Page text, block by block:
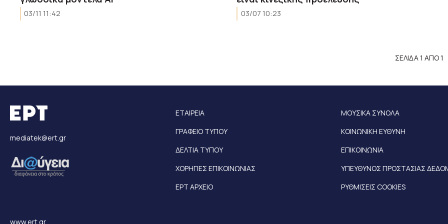
03/11 11:42 03/07 10:23
ΣΕΛΙΔΑ 1 ΑΠΟ 1
mediatek@ert.gr
ΕΤΑΙΡΕΙΑ
ΓΡΑΦΕΙΟ ΤΥΠΟΥ
ΔΕΛΤΙΑ ΤΥΠΟΥ
ΧΟΡΗΓΙΕΣ ΕΠΙΚΟΙΝΩΝΙΑΣ
ΕΡΤ ΑΡΧΕΙΟ
ΜΟΥΣΙΚΑ ΣΥΝΟΛΑ
ΚΟΙΝΩΝΙΚΗ ΕΥΘΥΝΗ
ΕΠΙΚΟΙΝΩΝΙΑ
ΥΠΕΥΘΥΝΟΣ ΠΡΟΣΤΑΣΙΑΣ
ΡΥΘΜΙΣΕΙΣ COOKIES
www.ert.gr